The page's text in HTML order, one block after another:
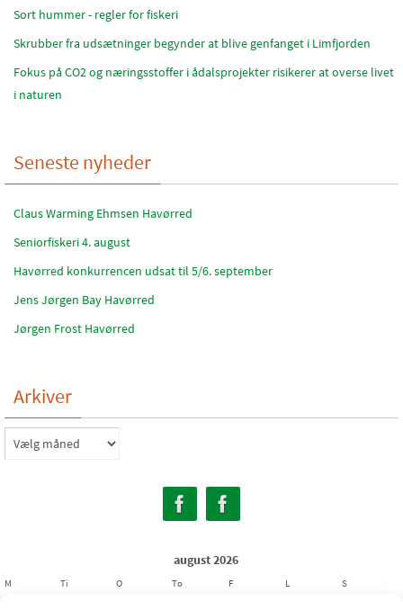
Sort hummer - regler for fiskeri
Skrubber fra udsætninger begynder at blive genfanget i Limfjorden
Fokus på CO2 og næringsstoffer i ådalsprojekter risikerer at overse livet
i naturen
Seneste nyheder
Claus Warming Ehmsen Havørred
Seniorfiskeri 4. august
Havørred konkurrencen udsat til 5/6. september
Jens Jørgen Bay Havørred
Jørgen Frost Havørred
Arkiver
Arkiver
august 2026
M Ti O To F L S